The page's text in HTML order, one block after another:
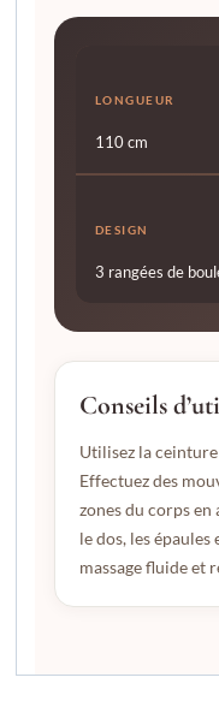
LONGUEUR
110 cm
DESIGN
3 rangées de
Conseils
Utilisez la
Effectuez des
zones du corps
le dos, les
massage fluide et